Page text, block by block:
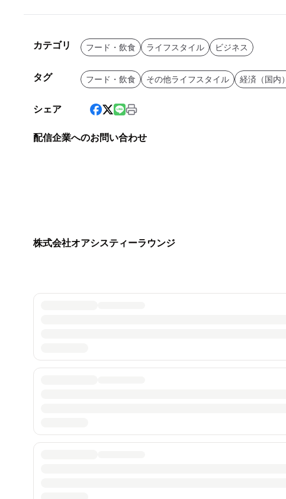
カテゴリ フード・飲食 ライフスタイル ビジネス
タグ フード・飲食 その他ライフスタイル 経済（国内）
シェア
配信企業へのお問い合わせ
株式会社オアシスティーラウンジ